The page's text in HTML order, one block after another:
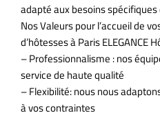
adapté aux besoins
Nos Valeurs pour l’accueil de
d’hôtesses à Paris ELEGANCE
– Professionnalisme : nos
service de haute qualité
– Flexibilité: nous nous
à vos contraintes